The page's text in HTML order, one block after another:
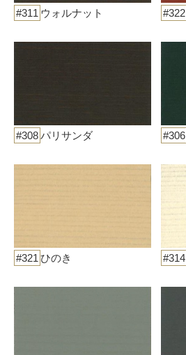
#321 ひのき #314
#311 ウォルナット #322
#308パリサンダ #306